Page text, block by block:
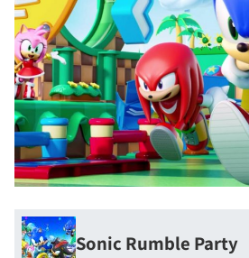
Sonic Rumble Party